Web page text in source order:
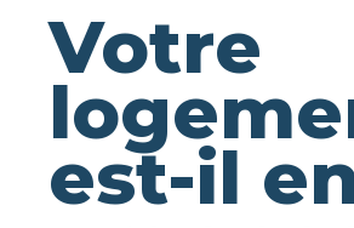
Votre
est-il